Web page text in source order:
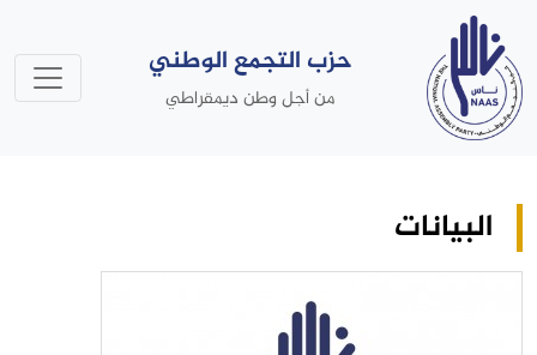
حزب التجمع الوطني
من أجل وطن ديمقراطي
البيانات